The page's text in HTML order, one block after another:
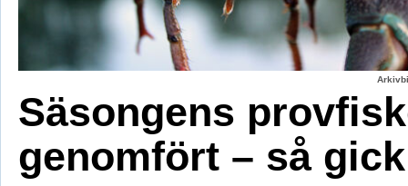
Säsongens
genomfört – så